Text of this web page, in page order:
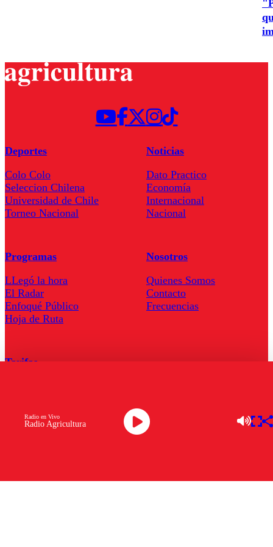
Radio Agricultura
Radio en Vivo
Deportes
Colo Colo
Seleccion Chilena
Universidad de Chile
Torneo Nacional
Noticias
Dato Practico
Economía
Internacional
Nacional
Programas
LLegó la hora
El Radar
Enfoqué Público
Hoja de Ruta
Nosotros
Quienes Somos
Contacto
Frecuencias
Tarifas
Descarga la APP